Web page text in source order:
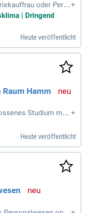
oder Pers
gute Deutsch und
mit dem Microsoft
und Flexibilität; Aus
+
| Dringend
Heute veröffentlicht
Hamm
Studium mit
Ausbildung
in der Personaldi
+
Heute veröffentlicht